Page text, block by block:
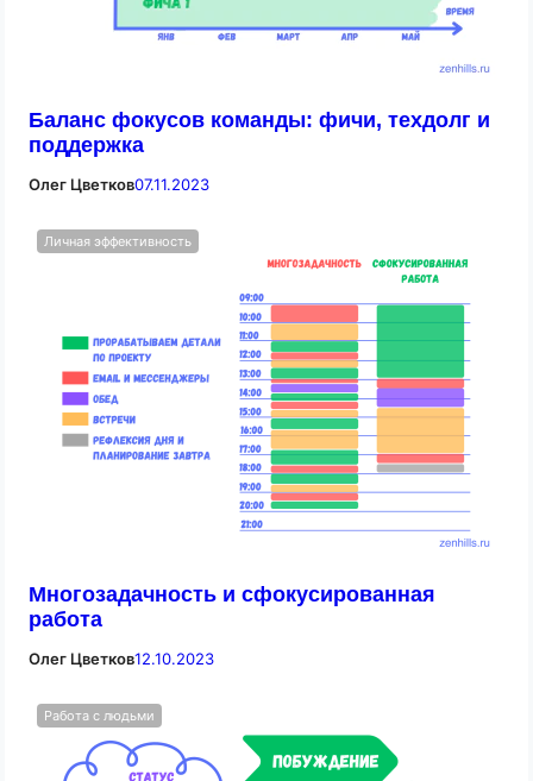
Баланс фокусов команды: фичи, техдолг и
поддержка
Олег Цветков07.11.2023
Многозадачность и сфокусированная
работа
Олег Цветков12.10.2023
Личная эффективность
Работа с людьми